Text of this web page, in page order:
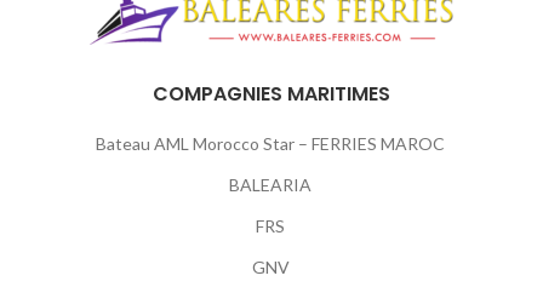
COMPAGNIES MARITIMES
Bateau AML Morocco Star – FERRIES MAROC
BALEARIA
FRS
GNV